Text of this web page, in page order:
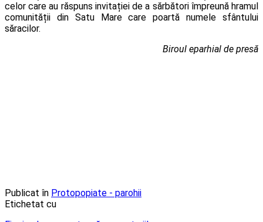
celor care au răspuns invitației de a sărbători împreună hramul
comunității din Satu Mare care poartă numele sfântului
săracilor.
Biroul eparhial de presă
Publicat în Protopopiate - parohii
Etichetat cu